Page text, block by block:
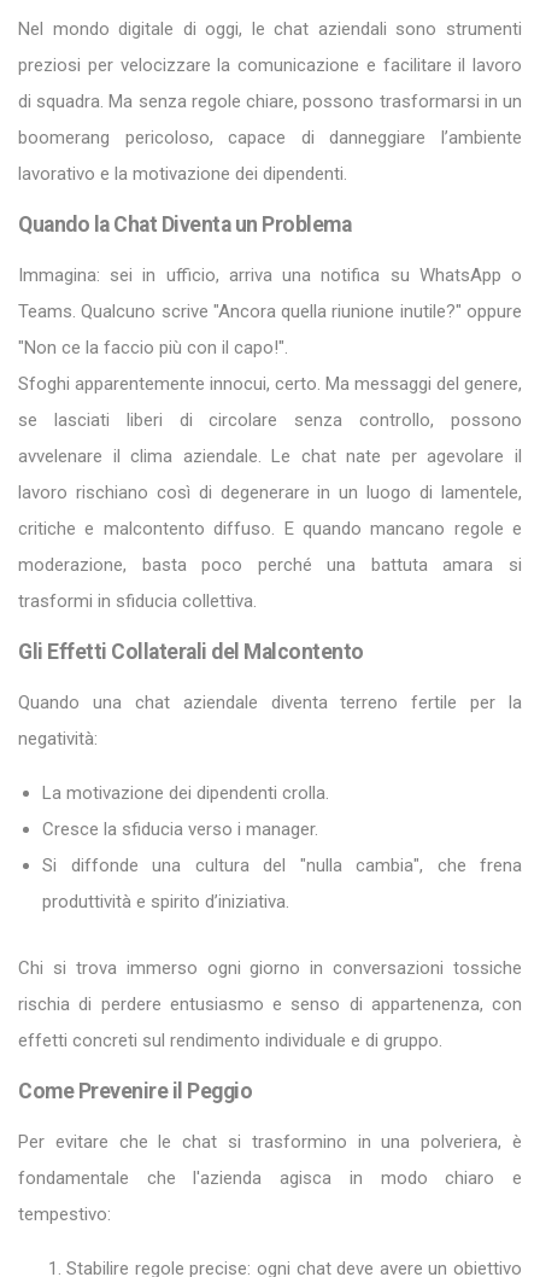
Nel mondo digitale di oggi, le chat aziendali sono strumenti
preziosi per velocizzare la comunicazione e facilitare il lavoro
di squadra. Ma senza regole chiare, possono trasformarsi in un
boomerang pericoloso, capace di danneggiare l’ambiente
lavorativo e la motivazione dei dipendenti.
Quando la Chat Diventa un Problema
Immagina: sei in ufficio, arriva una notifica su WhatsApp o
Teams. Qualcuno scrive "Ancora quella riunione inutile?" oppure
"Non ce la faccio più con il capo!".
Sfoghi apparentemente innocui, certo. Ma messaggi del genere,
se lasciati liberi di circolare senza controllo, possono
avvelenare il clima aziendale. Le chat nate per agevolare il
lavoro rischiano così di degenerare in un luogo di lamentele,
critiche e malcontento diffuso. E quando mancano regole e
moderazione, basta poco perché una battuta amara si
trasformi in sfiducia collettiva.
Gli Effetti Collaterali del Malcontento
Quando una chat aziendale diventa terreno fertile per la
negatività:
La motivazione dei dipendenti crolla.
Cresce la sfiducia verso i manager.
Si diffonde una cultura del "nulla cambia", che frena
produttività e spirito d’iniziativa.
Chi si trova immerso ogni giorno in conversazioni tossiche
rischia di perdere entusiasmo e senso di appartenenza, con
effetti concreti sul rendimento individuale e di gruppo.
Come Prevenire il Peggio
Per evitare che le chat si trasformino in una polveriera, è
fondamentale che l'azienda agisca in modo chiaro e
tempestivo:
Stabilire regole precise: ogni chat deve avere un obiettivo